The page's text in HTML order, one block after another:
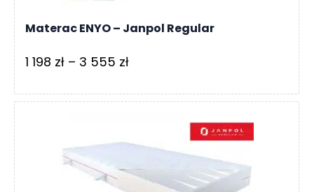
Materac ENYO – Janpol Regular
1 198 zł – 3 555 złZakres
od
198 zł
3